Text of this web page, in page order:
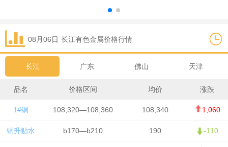
08月06日 长江有色金属价格行情
长江 广东 佛山 天津
品名 价格区间 均价 涨跌
1#铜 108,320—108,360 108,340 1,060
铜升贴水 b170—b210 190 -110